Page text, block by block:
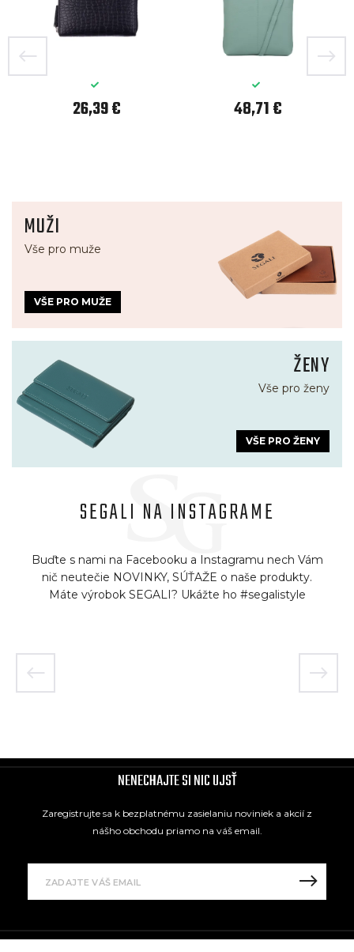
26,39 € 48,71 €
MUŽI
Vše pro muže
VŠE PRO MUŽE
ŽENY
Vše pro ženy
VŠE PRO ŽENY
SEGALI NA INSTAGRAME
Buďte s nami na Facebooku a Instagramu nech Vám
nič neutečie NOVINKY, SÚŤAŽE o naše produkty.
Máte výrobok SEGALI? Ukážte ho #segalistyle
NENECHAJTE SI NIC UJSŤ
Zaregistrujte sa k bezplatnému zasielaniu noviniek a akcií z
nášho obchodu priamo na váš email.